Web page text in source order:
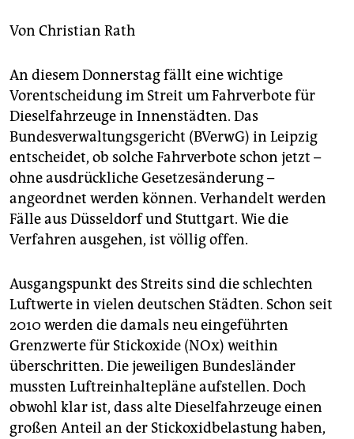
wahrheit
verlag
veranstaltungen
shop
fragen & hilfe
unterstützen
abo
genossenschaft
epaper login
Von Christian Rath
An diesem Donnerstag fällt eine wichtige
Vorentscheidung im Streit um Fahrverbote für
Dieselfahrzeuge in Innenstädten. Das
Bundesverwaltungsgericht (BVerwG) in Leipzig
entscheidet, ob solche Fahrverbote schon jetzt –
ohne ausdrückliche Gesetzesänderung –
angeordnet werden können. Verhandelt werden
Fälle aus Düsseldorf und Stuttgart. Wie die
Verfahren ausgehen, ist völlig offen.
Ausgangspunkt des Streits sind die schlechten
Luftwerte in vielen deutschen Städten. Schon seit
2010 werden die damals neu eingeführten
Grenzwerte für Stickoxide (NOx) weithin
überschritten. Die jeweiligen Bundesländer
mussten Luftreinhaltepläne aufstellen. Doch
obwohl klar ist, dass alte Dieselfahrzeuge einen
großen Anteil an der Stickoxidbelastung haben,